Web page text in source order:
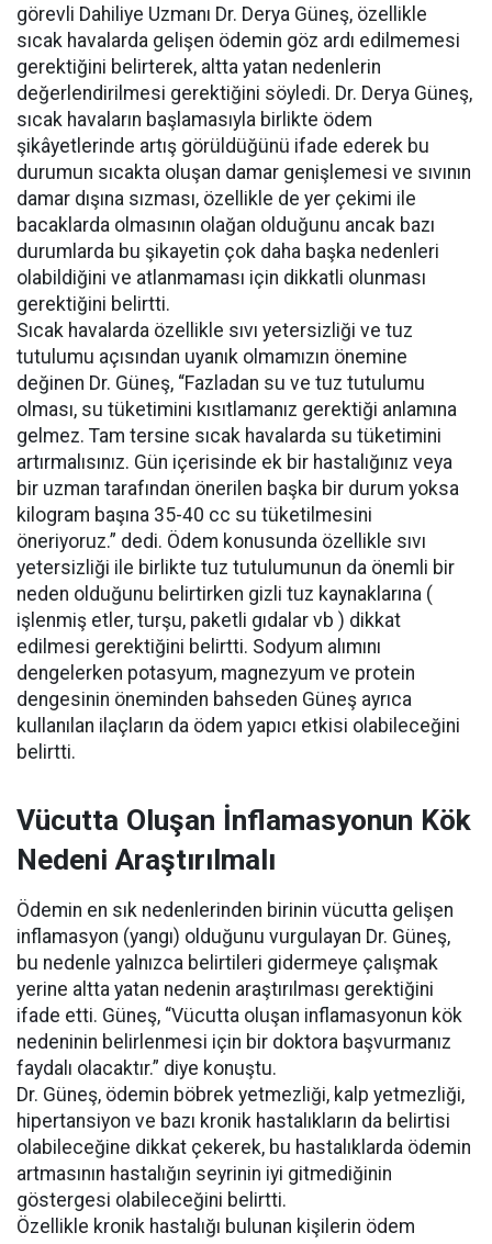
görevli Dahiliye Uzmanı Dr. Derya Güneş, özellikle
sıcak havalarda gelişen ödemin göz ardı edilmemesi
gerektiğini belirterek, altta yatan nedenlerin
değerlendirilmesi gerektiğini söyledi. Dr. Derya Güneş,
sıcak havaların başlamasıyla birlikte ödem
şikâyetlerinde artış görüldüğünü ifade ederek bu
durumun sıcakta oluşan damar genişlemesi ve sıvının
damar dışına sızması, özellikle de yer çekimi ile
bacaklarda olmasının olağan olduğunu ancak bazı
durumlarda bu şikayetin çok daha başka nedenleri
olabildiğini ve atlanmaması için dikkatli olunması
gerektiğini belirtti.
Sıcak havalarda özellikle sıvı yetersizliği ve tuz
tutulumu açısından uyanık olmamızın önemine
değinen Dr. Güneş, “Fazladan su ve tuz tutulumu
olması, su tüketimini kısıtlamanız gerektiği anlamına
gelmez. Tam tersine sıcak havalarda su tüketimini
artırmalısınız. Gün içerisinde ek bir hastalığınız veya
bir uzman tarafından önerilen başka bir durum yoksa
kilogram başına 35-40 cc su tüketilmesini
öneriyoruz.” dedi. Ödem konusunda özellikle sıvı
yetersizliği ile birlikte tuz tutulumunun da önemli bir
neden olduğunu belirtirken gizli tuz kaynaklarına (
işlenmiş etler, turşu, paketli gıdalar vb ) dikkat
edilmesi gerektiğini belirtti. Sodyum alımını
dengelerken potasyum, magnezyum ve protein
dengesinin öneminden bahseden Güneş ayrıca
kullanılan ilaçların da ödem yapıcı etkisi olabileceğini
belirtti.
Vücutta Oluşan İnflamasyonun Kök
Nedeni Araştırılmalı
Ödemin en sık nedenlerinden birinin vücutta gelişen
inflamasyon (yangı) olduğunu vurgulayan Dr. Güneş,
bu nedenle yalnızca belirtileri gidermeye çalışmak
yerine altta yatan nedenin araştırılması gerektiğini
ifade etti. Güneş, “Vücutta oluşan inflamasyonun kök
nedeninin belirlenmesi için bir doktora başvurmanız
faydalı olacaktır.” diye konuştu.
Dr. Güneş, ödemin böbrek yetmezliği, kalp yetmezliği,
hipertansiyon ve bazı kronik hastalıkların da belirtisi
olabileceğine dikkat çekerek, bu hastalıklarda ödemin
artmasının hastalığın seyrinin iyi gitmediğinin
göstergesi olabileceğini belirtti.
Özellikle kronik hastalığı bulunan kişilerin ödem